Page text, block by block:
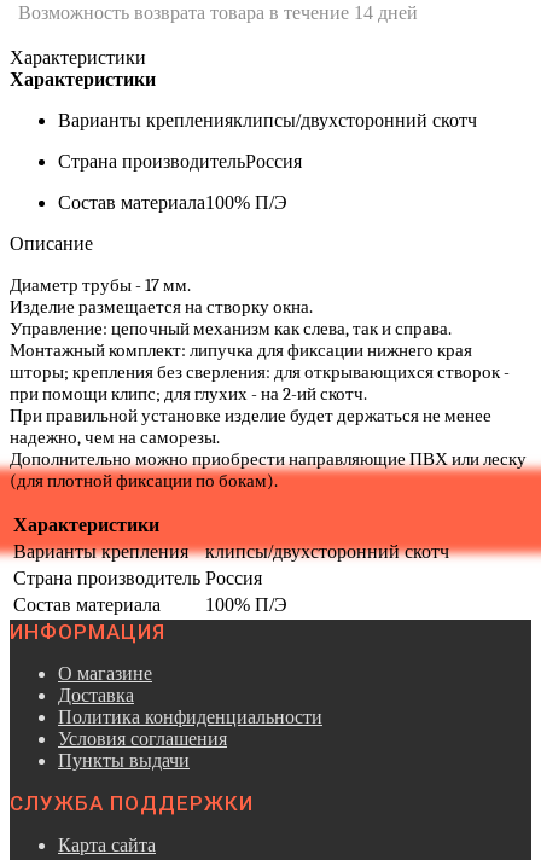
Возможность возврата товара в течение 14 дней
Характеристики
Характеристики
Варианты крепленияклипсы/двухсторонний скотч
Страна производительРоссия
Состав материала100% П/Э
Описание
Диаметр трубы - 17 мм.
Изделие размещается на створку окна.
Управление: цепочный механизм как слева, так и справа.
Монтажный комплект: липучка для фиксации нижнего края
шторы; крепления без сверления: для открывающихся створок -
при помощи клипс; для глухих - на 2-ий скотч.
При правильной установке изделие будет держаться не менее
надежно, чем на саморезы.
Дополнительно можно приобрести направляющие ПВХ или леску
(для плотной фиксации по бокам).
Характеристики
Варианты крепления
клипсы/двухсторонний скотч
Страна производитель Россия
Состав материала
100% П/Э
ИНФОРМАЦИЯ
О магазине
Доставка
Политика конфиденциальности
Условия соглашения
Пункты выдачи
СЛУЖБА ПОДДЕРЖКИ
Карта сайта